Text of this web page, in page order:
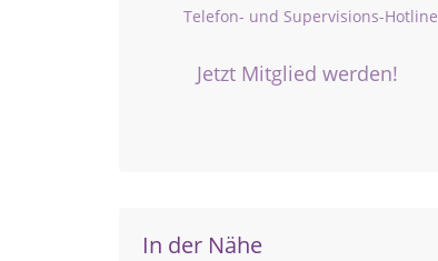
Telefon- und Supervisions-Hotline
Jetzt Mitglied werden!
In der Nähe